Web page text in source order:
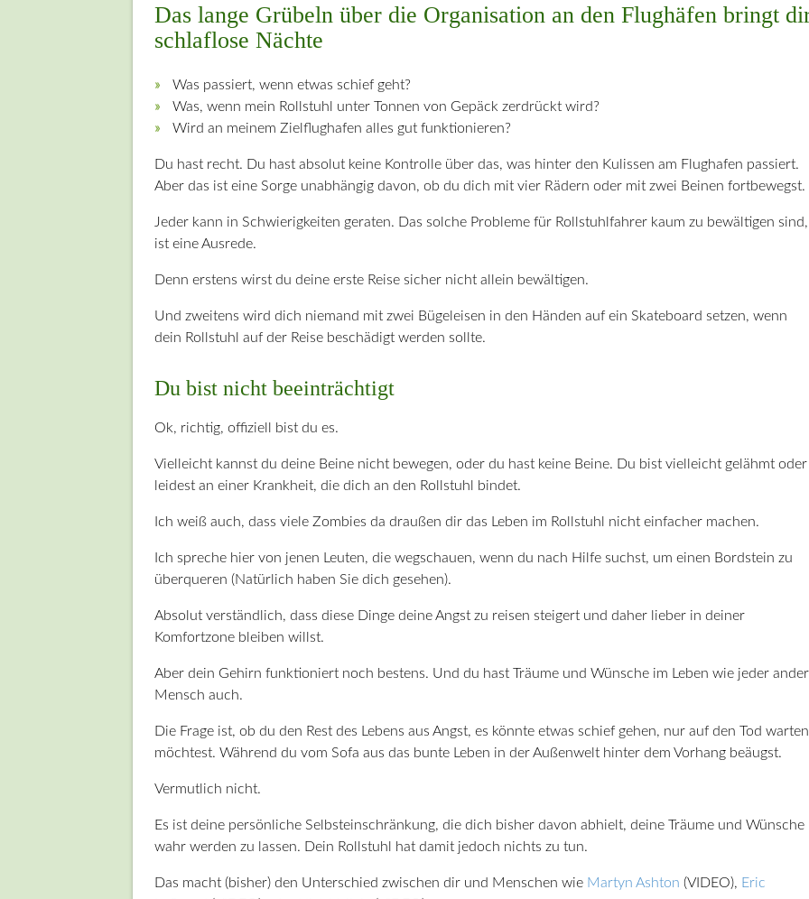
Das lange Grübeln über die Organisation an den Flughäfen bringt
schlaflose Nächte
Was passiert, wenn etwas schief geht?
Was, wenn mein Rollstuhl unter Tonnen von Gepäck zerdrückt wird?
Wird an meinem Zielflughafen alles gut funktionieren?
Du hast recht. Du hast absolut keine Kontrolle über das, was hinter den Kulissen am Flughafen passiert.
Aber das ist eine Sorge unabhängig davon, ob du dich mit vier Rädern oder mit zwei Beinen fortbewegst.
Jeder kann in Schwierigkeiten geraten. Das solche Probleme für Rollstuhlfahrer kaum zu bewältigen sind,
ist eine Ausrede.
Denn erstens wirst du deine erste Reise sicher nicht allein bewältigen.
Und zweitens wird dich niemand mit zwei Bügeleisen in den Händen auf ein Skateboard setzen, wenn
dein Rollstuhl auf der Reise beschädigt werden sollte.
Du bist nicht beeinträchtigt
Ok, richtig, offiziell bist du es.
Vielleicht kannst du deine Beine nicht bewegen, oder du hast keine Beine. Du bist vielleicht gelähmt oder
leidest an einer Krankheit, die dich an den Rollstuhl bindet.
Ich weiß auch, dass viele Zombies da draußen dir das Leben im Rollstuhl nicht einfacher machen.
Ich spreche hier von jenen Leuten, die wegschauen, wenn du nach Hilfe suchst, um einen Bordstein zu
überqueren (Natürlich haben Sie dich gesehen).
Absolut verständlich, dass diese Dinge deine Angst zu reisen steigert und daher lieber in deiner
Komfortzone bleiben willst.
Aber dein Gehirn funktioniert noch bestens. Und du hast Träume und Wünsche im Leben wie jeder
Mensch auch.
Die Frage ist, ob du den Rest des Lebens aus Angst, es könnte etwas schief gehen, nur auf den Tod warten
möchtest. Während du vom Sofa aus das bunte Leben in der Außenwelt hinter dem Vorhang beäugst.
Vermutlich nicht.
Es ist deine persönliche Selbsteinschränkung, die dich bisher davon abhielt, deine Träume und Wünsche
wahr werden zu lassen. Dein Rollstuhl hat damit jedoch nichts zu tun.
Das macht (bisher) den Unterschied zwischen dir und Menschen wie Martyn Ashton (VIDEO), Eric